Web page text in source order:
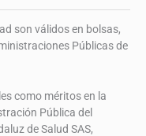
de Valladolid
6 ECTS
Online
de Valladolid
son válidos en bolsas,
Públicas de
como méritos en la
Pública del
de Salud SAS,